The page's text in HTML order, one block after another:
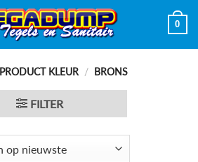
0
PRODUCT KLEUR / BRONS
FILTER